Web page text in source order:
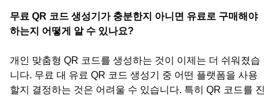
무료 QR 코드 생성기가 충분한지 아니면 유료로 구매해야
하는지 어떻게 알 수 있나요?
개인 맞춤형 QR 코드를 생성하는 것이 이제는 더 쉬워졌습
니다. 무료 대 유료 QR 코드 생성기 중 어떤 플랫폼을 사용
할지 결정하는 것은 어려울 수 있습니다. 특히 QR 코드를 진